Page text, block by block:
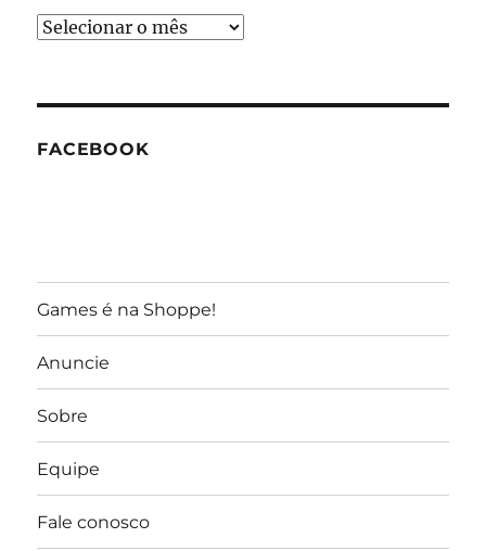
Arquivos
FACEBOOK
Games é na Shoppe!
Anuncie
Sobre
Equipe
Fale conosco